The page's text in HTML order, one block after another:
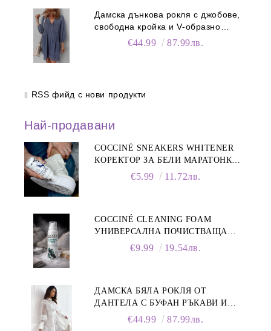
Дамска дънкова рокля с джобове,
свободна кройка и V-образно
деколте€44.99 87.99лв.
RSS фийд с нови продукти
Най-продавани
COCCINÈ SNEAKERS WHITENER
КОРЕКТОР ЗА БЕЛИ МАРАТОНКИ,
€5.99 11.72лв.
COCCINÉ CLEANING FOAM
УНИВЕРСАЛНА ПОЧИСТВАЩА
ПЯНА ЗА ОБУВКИ, 150 МЛ
€9.99 19.54лв.
ДАМСКА БЯЛА РОКЛЯ ОТ
ДАНТЕЛА С БУФАН РЪКАВИ И
€44.99 87.99лв.